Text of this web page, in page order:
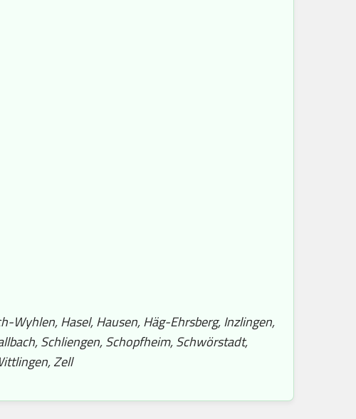
Wyhlen, Hasel, Hausen, Häg-Ehrsberg, Inzlingen,
Schliengen, Schopfheim, Schwörstadt,
Zell